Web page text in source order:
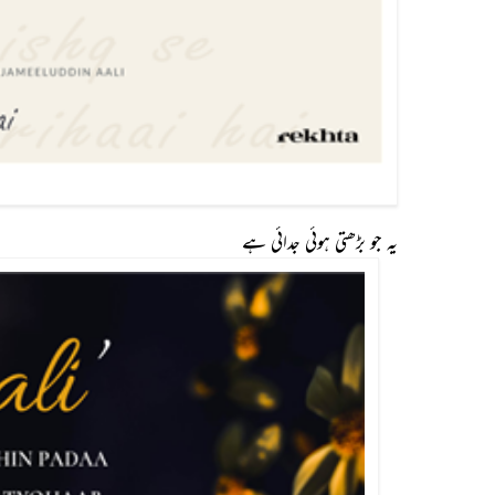
یہ جو بڑھتی ہوئی جدائی ہے